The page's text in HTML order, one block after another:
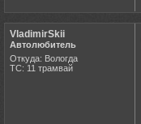
VladimirSkii
Автолюбитель
Откуда: Вологда
ТС: 11 трамвай